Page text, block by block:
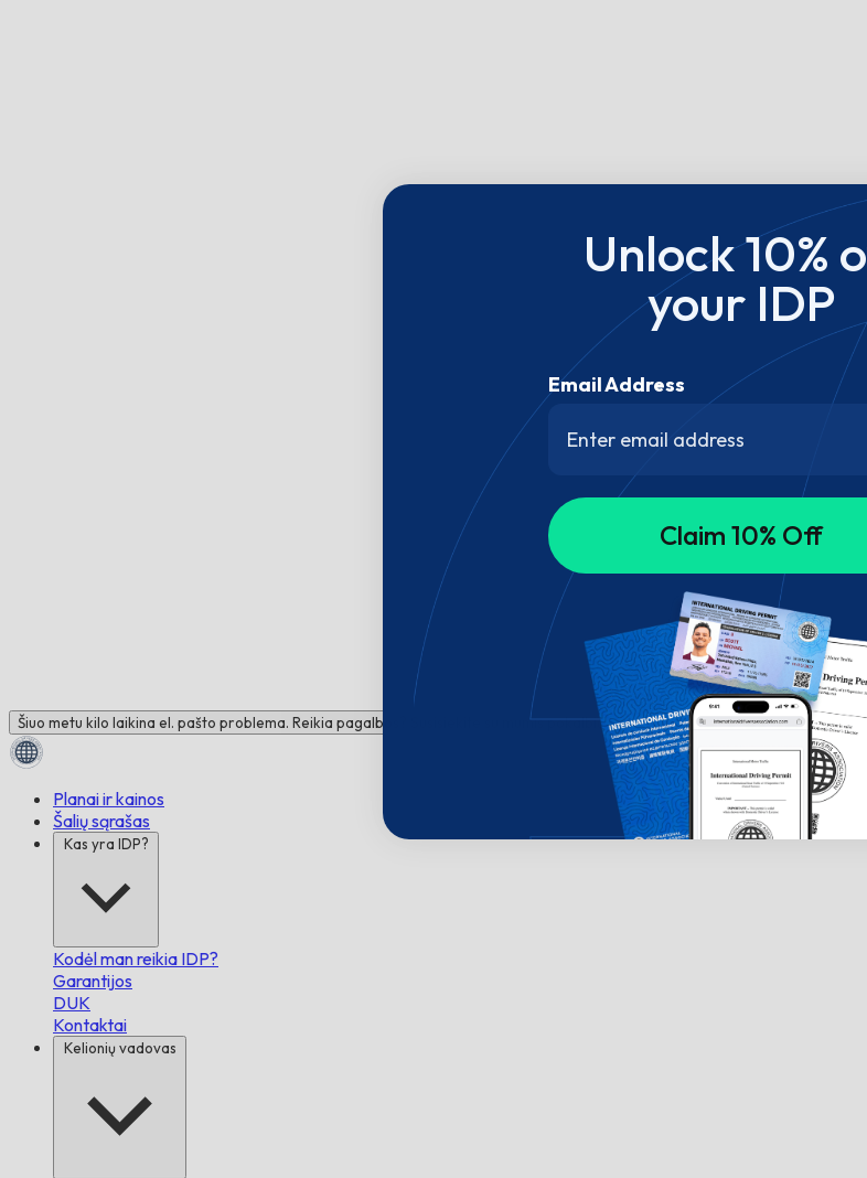
Šiuo metu kilo laikina el. pašto problema. Reikia pagalbos? Susisiekite su mumis pokalbių lange!
Planai ir kainos
Šalių sąrašas
Kas yra IDP?
Kodėl man reikia IDP?
Garantijos
DUK
Kontaktai
Kelionių vadovas
Unlock 10%
your IDP
Email Address
Claim 10% Off